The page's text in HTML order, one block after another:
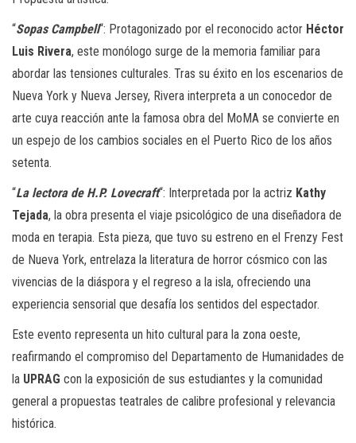
“Sopas Campbell“: Protagonizado por el reconocido actor Héctor
Luis Rivera, este monólogo surge de la memoria familiar para
abordar las tensiones culturales. Tras su éxito en los escenarios de
Nueva York y Nueva Jersey, Rivera interpreta a un conocedor de
arte cuya reacción ante la famosa obra del MoMA se convierte en
un espejo de los cambios sociales en el Puerto Rico de los años
setenta.
“La lectora de H.P. Lovecraft“: Interpretada por la actriz Kathy
Tejada, la obra presenta el viaje psicológico de una diseñadora de
moda en terapia. Esta pieza, que tuvo su estreno en el Frenzy Fest
de Nueva York, entrelaza la literatura de horror cósmico con las
vivencias de la diáspora y el regreso a la isla, ofreciendo una
experiencia sensorial que desafía los sentidos del espectador.
Este evento representa un hito cultural para la zona oeste,
reafirmando el compromiso del Departamento de Humanidades de
la UPRAG con la exposición de sus estudiantes y la comunidad
general a propuestas teatrales de calibre profesional y relevancia
histórica.